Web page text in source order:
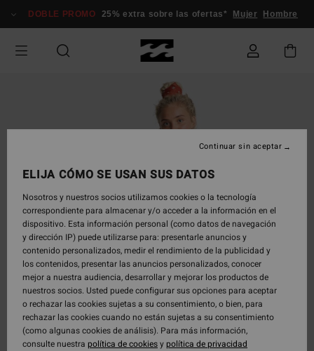
información
DOBLE PROMO 25% extra sobre las ofertas* Mujer Hombre
ELIJA CÓMO SE USAN SUS DATOS
Nosotros y nuestros socios utilizamos cookies o la tecnología
correspondiente para almacenar y/o acceder a la información en el
dispositivo. Esta información personal (como datos de navegación
y dirección IP) puede utilizarse para: presentarle anuncios y
contenido personalizados, medir el rendimiento de la publicidad y
los contenidos, presentar las anuncios personalizados, conocer
mejor a nuestra audiencia, desarrollar y mejorar los productos de
nuestros socios. Usted puede configurar sus opciones para aceptar
o rechazar las cookies sujetas a su consentimiento, o bien, para
rechazar las cookies cuando no están sujetas a su consentimiento
(como algunas cookies de análisis). Para más información,
consulte nuestra política de cookiesypolítica de privacidad
Continuar sin aceptar